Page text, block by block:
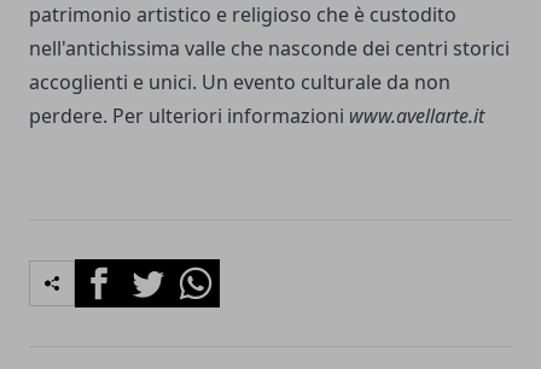
patrimonio artistico e religioso che è custodito
nell'antichissima valle che nasconde dei centri storici
accoglienti e unici. Un evento culturale da non
perdere. Per ulteriori informazioni www.avellarte.it
FacebookTwitterWhatsapp